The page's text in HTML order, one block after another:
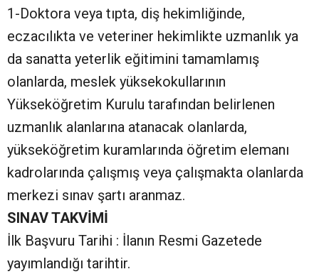
1-Doktora veya tıpta, diş hekimliğinde,
eczacılıkta ve veteriner hekimlikte uzmanlık ya
da sanatta yeterlik eğitimini tamamlamış
olanlarda, meslek yüksekokullarının
Yükseköğretim Kurulu tarafından belirlenen
uzmanlık alanlarına atanacak olanlarda,
yükseköğretim kuramlarında öğretim elemanı
kadrolarında çalışmış veya çalışmakta olanlarda
merkezi sınav şartı aranmaz.
SINAV TAKVİMİ
İlk Başvuru Tarihi : İlanın Resmi Gazetede
yayımlandığı tarihtir.